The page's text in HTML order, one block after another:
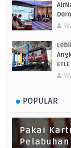
POPULAR
Pakai